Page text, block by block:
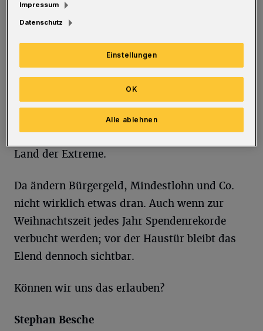
Foto: Stephan Besche
M
orgens, kurz vor 10 Uhr in Elberfeld,
Innenstadt. Es ist November, es ist
bitterkalt. Und, es ist nicht zu übersehen.
Eines der reichsten Länder Europas ist ein
Land der Extreme.
Da ändern Bürgergeld, Mindestlohn und Co.
nicht wirklich etwas dran. Auch wenn zur
Weihnachtszeit jedes Jahr Spendenrekorde
verbucht werden; vor der Haustür bleibt das
Elend dennoch sichtbar.
Können wir uns das erlauben?
Stephan Besche
Impressum
Datenschutz
Einstellungen
Alle ablehnen
OK